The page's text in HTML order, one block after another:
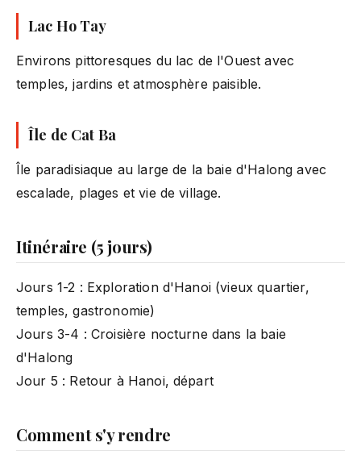
Lac Ho Tay
Environs pittoresques du lac de l'Ouest avec
temples, jardins et atmosphère paisible.
Île de Cat Ba
Île paradisiaque au large de la baie d'Halong avec
escalade, plages et vie de village.
Itinéraire (5 jours)
Jours 1-2 : Exploration d'Hanoi (vieux quartier,
temples, gastronomie)
Jours 3-4 : Croisière nocturne dans la baie
d'Halong
Jour 5 : Retour à Hanoi, départ
Comment s'y rendre